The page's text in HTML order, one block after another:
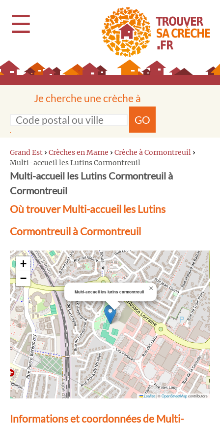
☰
Je cherche une crèche à
GO
Grand Est › Crèches en Marne › Crèche à Cormontreuil ›
Multi-accueil les Lutins Cormontreuil
Multi-accueil les Lutins Cormontreuil à
Cormontreuil
Où trouver Multi-accueil les Lutins
Cormontreuil à Cormontreuil
Multi-accueil les lutins cormontreuil ×
+
−
Leaflet|©OpenStreetMapcontributors
Informations et coordonnées de Multi-